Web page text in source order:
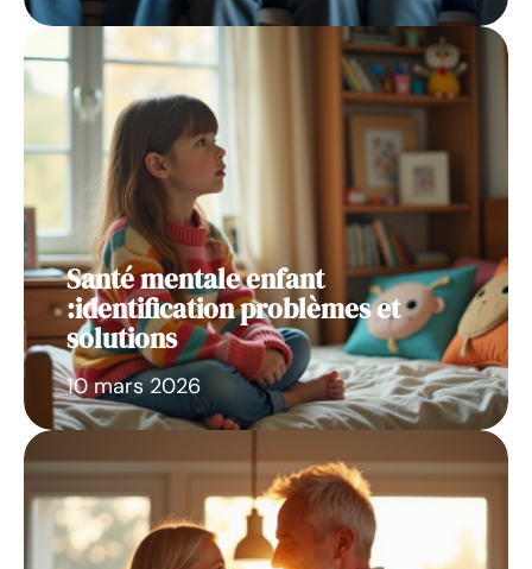
Santé mentale enfant
:identification problèmes et
solutions
10 mars 2026